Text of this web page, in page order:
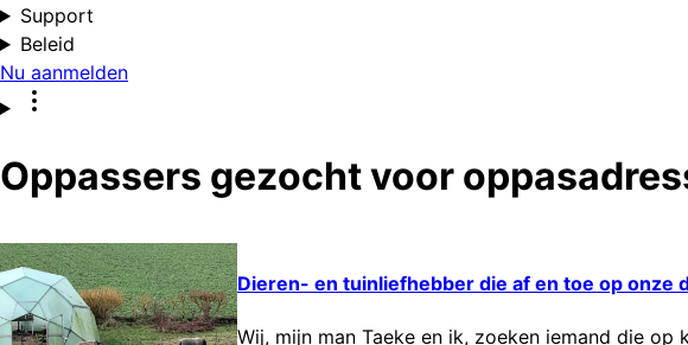
Support
Beleid
Nu aanmelden
Oppassers gezocht voor
Dieren- en tuinliefhebber die af en toe op onze
Wij, mijn man Taeke en ik, zoeken iemand die op